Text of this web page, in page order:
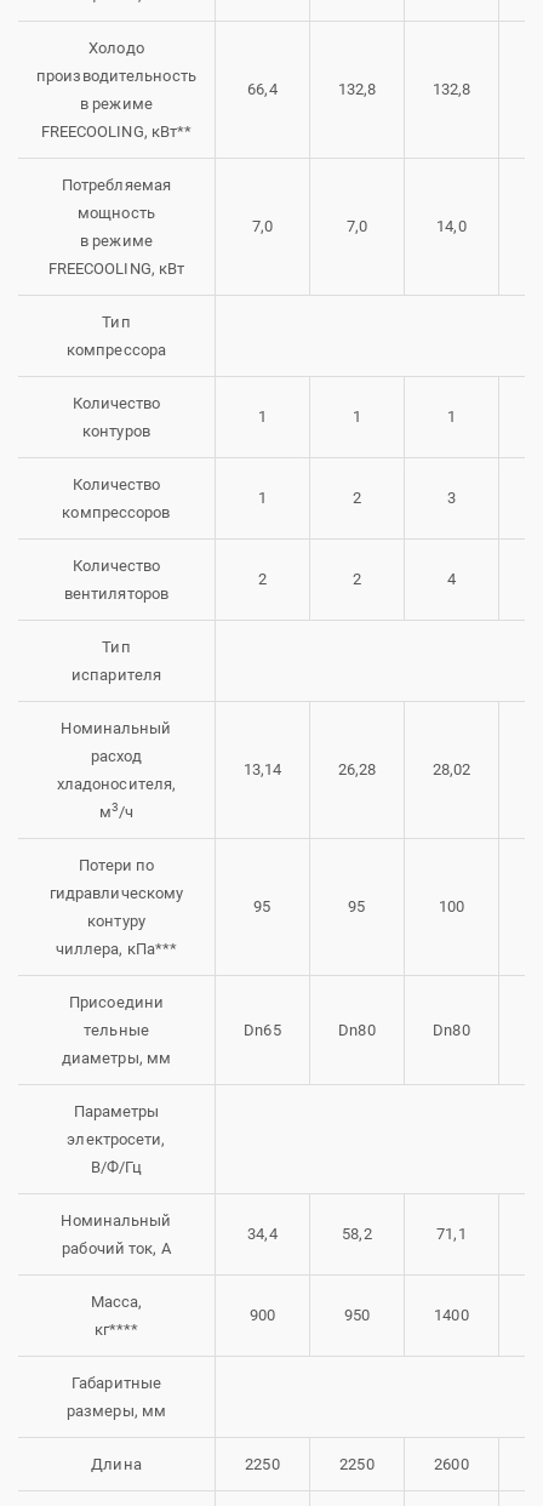
Холодо
производительность
в режиме
FREECOOLING, кВт**
66,4 132,8 132,8
Потребляемая
мощность
в режиме
FREECOOLING, кВт
7,0 7,0 14,0
Тип
компрессора
Количество
контуров
1 1 1
Количество
компрессоров
1 2 3
Количество
вентиляторов
2 2 4
Тип
испарителя
Номинальный
расход
хладоносителя,
м3/ч
13,14 26,28 28,02
Потери по
гидравлическому
контуру
чиллера, кПа***
95 95 100
Присоедини
тельные
диаметры, мм
Dn65 Dn80 Dn80
Параметры
электросети,
В/Ф/Гц
Номинальный
рабочий ток, А
34,4 58,2 71,1
Масса,
кг****
900 950 1400
Габаритные
размеры, мм
Длина 2250 2250 2600